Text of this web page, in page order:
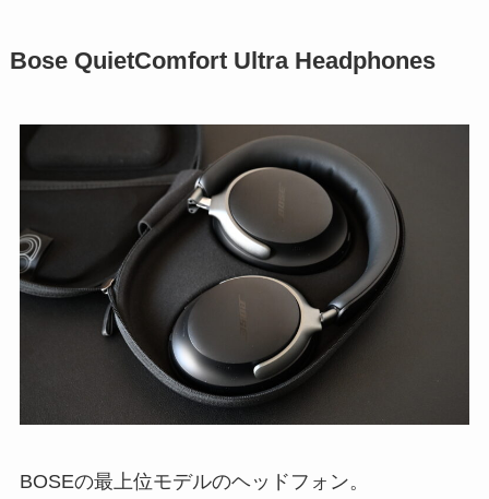
Bose QuietComfort Ultra Headphones
BOSEの最上位モデルのヘッドフォン。